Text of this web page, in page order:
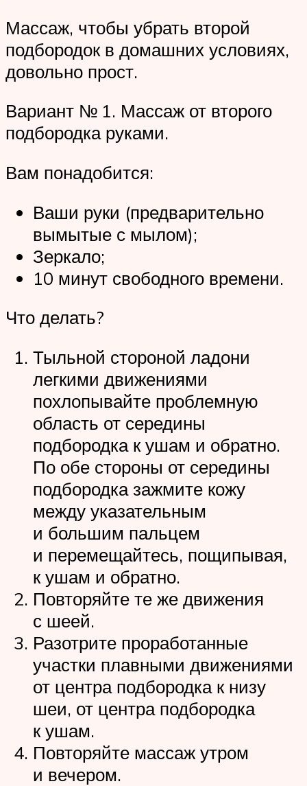
Массаж, чтобы убрать второй
подбородок в домашних условиях,
довольно прост.
Вариант № 1. Массаж от второго
подбородка руками.
Вам понадобится:
Ваши руки (предварительно
вымытые с мылом);
Зеркало;
10 минут свободного времени.
Что делать?
Тыльной стороной ладони
легкими движениями
похлопывайте проблемную
область от середины
подбородка к ушам и обратно.
По обе стороны от середины
подбородка зажмите кожу
между указательным
и большим пальцем
и перемещайтесь, пощипывая,
к ушам и обратно.
Повторяйте те же движения
с шеей.
Разотрите проработанные
участки плавными движениями
от центра подбородка к низу
шеи, от центра подбородка
к ушам.
Повторяйте массаж утром
и вечером.